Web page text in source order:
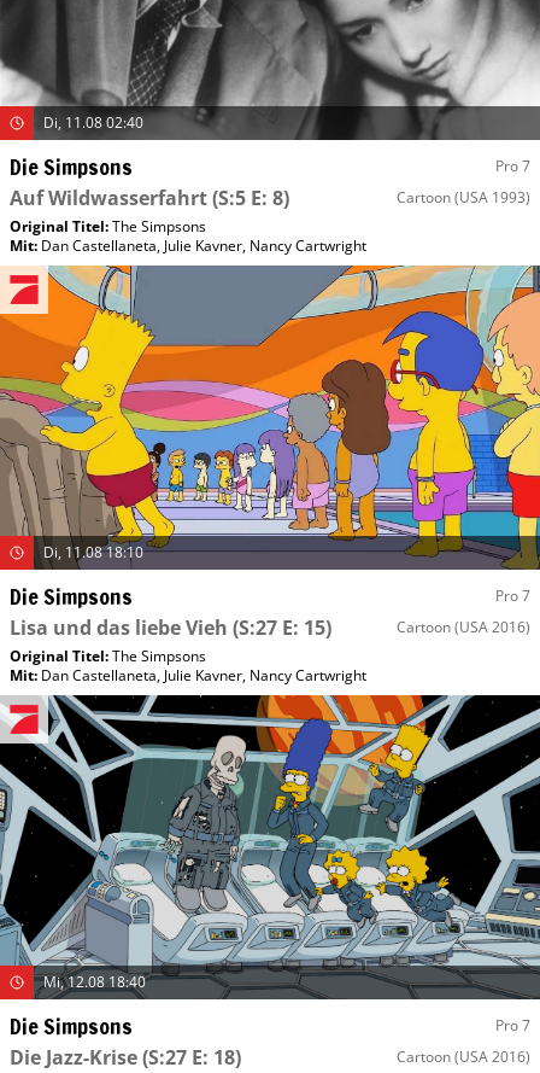
Di, 11.08 02:40
Die Simpsons Pro 7
Auf Wildwasserfahrt(S:5 E: 8) Cartoon(USA 1993)
Original Titel:The Simpsons
Mit: Dan Castellaneta, Julie Kavner, Nancy Cartwright
Di, 11.08 18:10
Die Simpsons Pro 7
Lisa und das liebe Vieh (S:27 E: 15) Cartoon(USA 2016)
Original Titel:The Simpsons
Mit: Dan Castellaneta, Julie Kavner, Nancy Cartwright
Mi, 12.08 18:40
Die Simpsons Pro 7
Die Jazz-Krise(S:27 E: 18) Cartoon(USA 2016)